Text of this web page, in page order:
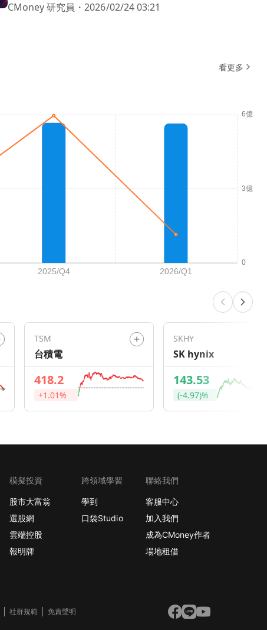
CMoney 研究員 ・2026/02/24 03:21
看更多
TSM
台積電
418.2
+1.01%
SKHY
SK hynix
143.53
(-4.97)%
模擬投資
股市大富翁
選股網
雲端控股
報明牌
跨領域學習
學到
口袋Studio
聯絡我們
客服中心
加入我們
成為CMoney作者
場地租借
社群規範 免責聲明